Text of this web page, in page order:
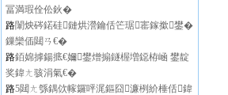
冨満瑕佺伀鈥�
路闈炴硶鍩硅鏈烘瀯鑰佸笀琚寚鎵撳鐢�
鏁欒偛閮ㄢ€�
路銆婂摢鍚掋€嬭鐢熷搧鐩楃増鐚栫崡 鐢靛
奖鍏ㄤ骇涓氣€�
路5閮ㄤ綔鍝佽幏鑼呯浘鏂囧濂栵紒棰佸鍏